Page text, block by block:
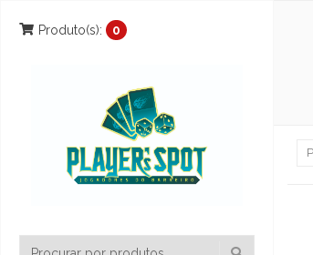
Produto(s): 0